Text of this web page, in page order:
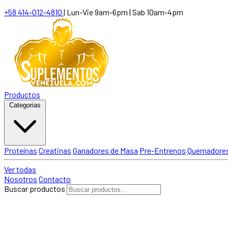
+58 414-012-4810 | Lun-Vie 9am-6pm | Sab 10am-4pm
Productos
Categorias
Proteínas Creatinas Ganadores de Masa Pre-Entrenos
Ver todas
Nosotros Contacto
Buscar productos